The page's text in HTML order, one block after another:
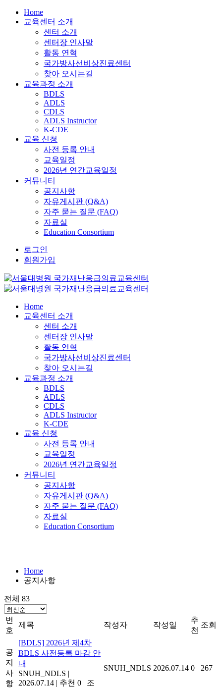
Home
교육센터 소개
센터 소개
센터장 인사말
활동 연혁
국가방사선비상진료센터
찾아 오시는길
교육과정 소개
BDLS
ADLS
CDLS
ADLS Instructor
K-CDE
교육 신청
사전 등록 안내
교육일정
2026년 연간교육일정
커뮤니티
공지사항
자유게시판 (Q&A)
자주 묻는 질문 (FAQ)
자료실
Education Consortium
로그인
회원가입
Home
교육센터 소개
센터 소개
센터장 인사말
활동 연혁
국가방사선비상진료센터
찾아 오시는길
교육과정 소개
BDLS
ADLS
CDLS
ADLS Instructor
K-CDE
교육 신청
사전 등록 안내
교육일정
2026년 연간교육일정
커뮤니티
공지사항
자유게시판 (Q&A)
자주 묻는 질문 (FAQ)
자료실
Education Consortium
Home
공지사항
전체 83
번
호
제목 작성자 작성일
추
천
조회
공
지
사
항
[BDLS] 2026년 제4차
BDLS 사전등록 마감 안
내
SNUH_NDLS |
2026.07.14 | 추천 0 | 조
SNUH_NDLS 2026.07.14 0 267